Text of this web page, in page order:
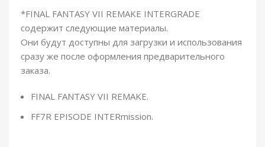
*FINAL FANTASY VII REMAKE INTERGRADE
содержит следующие материалы.
Они будут доступны для загрузки и использования
сразу же после оформления предварительного
заказа.
FINAL FANTASY VII REMAKE.
FF7R EPISODE INTERmission.